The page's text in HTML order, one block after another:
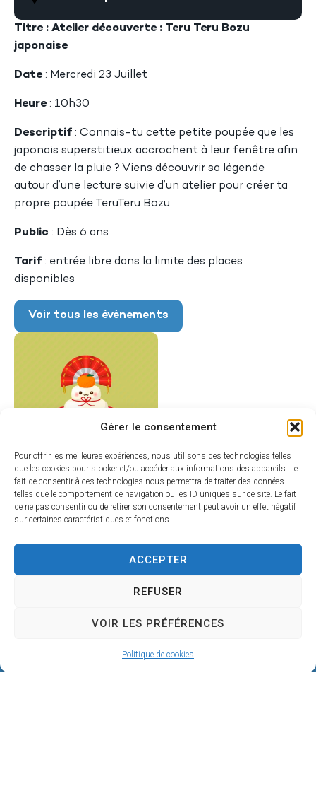
Gérer le consentement
Pour offrir les meilleures expériences, nous utilisons des technologies telles
que les cookies pour stocker et/ou accéder aux informations des appareils. Le
fait de consentir à ces technologies nous permettra de traiter des données
telles que le comportement de navigation ou les ID uniques sur ce site. Le fait
de ne pas consentir ou de retirer son consentement peut avoir un effet négatif
sur certaines caractéristiques et fonctions.
ACCEPTER
REFUSER
VOIR LES PRÉFÉRENCES
Politique de cookies
Titre : Atelier découverte : Teru Teru Bozu
japonaise
Date : Mercredi 23 Juillet
Heure : 10h30
Descriptif : Connais-tu cette petite poupée que les
japonais superstitieux accrochent à leur fenêtre afin
de chasser la pluie ? Viens découvrir sa légende
autour d’une lecture suivie d’un atelier pour créer ta
propre poupée TeruTeru Bozu.
Public : Dès 6 ans
Tarif : entrée libre dans la limite des places
disponibles
Voir tous les évènements